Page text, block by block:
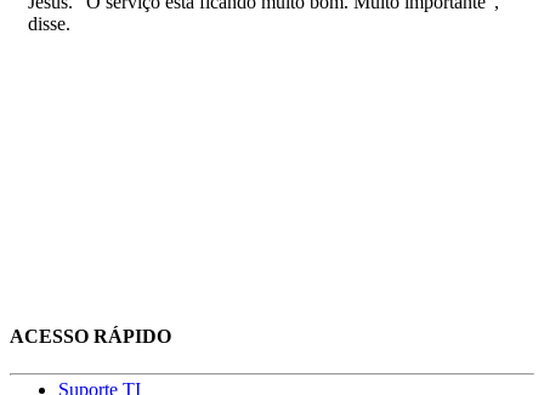
disse.
ACESSO RÁPIDO
Suporte TI